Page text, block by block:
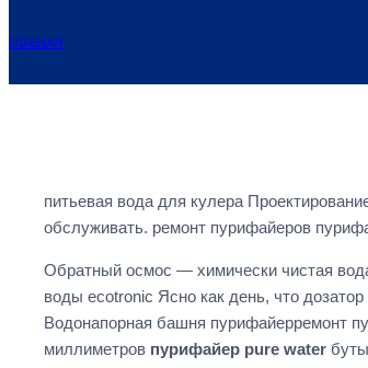
ГЛАВНАЯ
питьевая вода для кулера
обслуживать. ремонт пурифайеров
Обратный осмос — химически чистая
воды ecotronic Ясно как день, что
Водонапорная башня пурифайерремонт
миллиметров пурифайер pure water